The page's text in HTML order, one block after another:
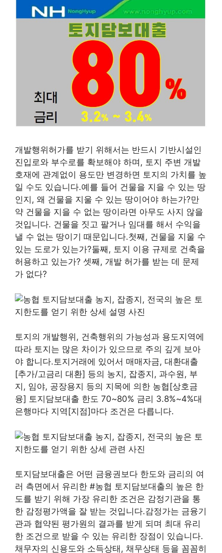
개발행위허가를 받기 위해서는 반드시 기반시설인
진입로와 부수로를 확보해야 하며, 토지 주변 개발
호재에 관계없이 용도만 변경하면 토지의 가치를 높
일 수도 있습니다.예를 들어 건물을 지을 수 있는 땅
인지, 왜 건물을 지울 수 있는 땅이어야 하는가?만
약 건물을 지을 수 없는 땅이라면 아무도 사지 않을
것입니다. 건물을 짓고 팔거나 임대를 해서 수익을
낼 수 없는 땅이기 때문입니다.첫째, 건물을 지울 수
있는 도로가 있는가?둘째, 토지 이용 규제로 건축을
허용하고 있는가? 셋째, 개발 허가를 받는 데 문제
가 없다?
토지의 개발행위, 건축행위의 가능성과 용도지역에
따라 토지는 많은 차이가 있으므로 주의 깊게 보아
야 합니다.토지거래에 있어서 매매자금, 대환대출
[추가/고금리 대환] 등의 농지, 잡종지, 과수원, 부
지, 임야, 공장용지 등의 지목에 의한 농협[상호금
융] 토지담보대출 한도 70~80% 금리 3.8%~4%대
은행마다 지역[지점]마다 조건은 다릅니다.
토지담보대출은 어떤 금융권보다 한도와 금리의 여
러 측면에서 유리한 #농협 토지담보대출의 높은 한
도를 받기 위해 가장 유리한 조건은 감정기관을 통
한 감정평가액을 잘 받는 것입니다.감정가는 금융기
관과 협약된 평가원의 결과를 받게 되며 최대 유리
한 조건으로 받을 수 있는 유리한 장점이 있습니다.
채무자의 신용도와 소득상태, 채무상태 등을 꼼꼼히